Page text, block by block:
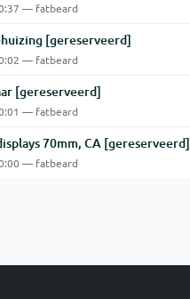
— fatbeard
[gereserveerd]
— fatbeard
[gereserveerd]
— fatbeard
70mm, CA [gereserveerd]
— fatbeard